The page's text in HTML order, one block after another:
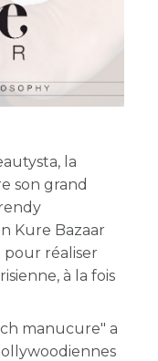
la
son grand
Kure Bazaar
pour réaliser
à la fois
manucure" a